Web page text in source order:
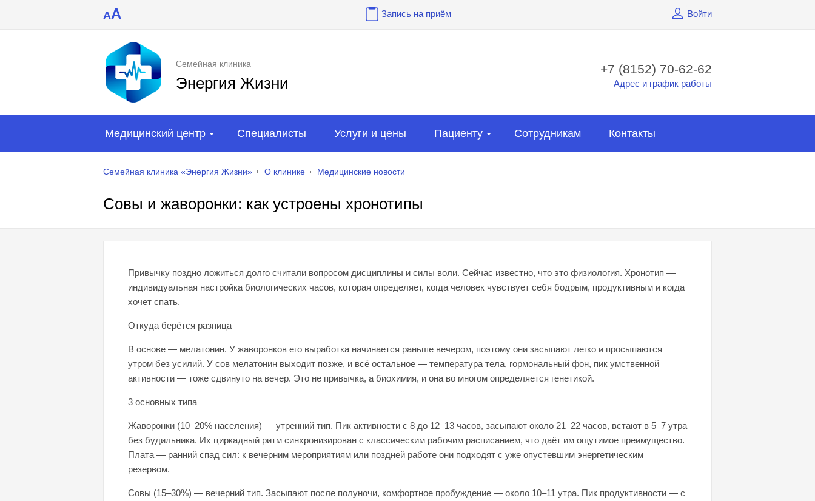
AA Запись на приём Войти
Семейная клиника
Энергия Жизни
+7 (8152) 70-62-62
Адрес и график работы
Медицинский центр Специалисты Услуги и цены Пациенту Сотрудникам Контакты
Семейная клиника «Энергия Жизни» О клинике Медицинские новости
Совы и жаворонки: как устроены хронотипы
Привычку поздно ложиться долго считали вопросом дисциплины и силы воли. Сейчас известно, что это физиология. Хронотип —
индивидуальная настройка биологических часов, которая определяет, когда человек чувствует себя бодрым, продуктивным и когда
хочет спать.​
Откуда берётся разница
В основе — мелатонин. У жаворонков его выработка начинается раньше вечером, поэтому они засыпают легко и просыпаются
утром без усилий. У сов мелатонин выходит позже, и всё остальное — температура тела, гормональный фон, пик умственной
активности — тоже сдвинуто на вечер. Это не привычка, а биохимия, и она во многом определяется генетикой.​
3 основных типа
Жаворонки (10–20% населения) — утренний тип. Пик активности с 8 до 12–13 часов, засыпают около 21–22 часов, встают в 5–7 утра
без будильника. Их циркадный ритм синхронизирован с классическим рабочим расписанием, что даёт им ощутимое преимущество.
Плата — ранний спад сил: к вечерним мероприятиям или поздней работе они подходят с уже опустевшим энергетическим
резервом.​
Совы (15–30%) — вечерний тип. Засыпают после полуночи, комфортное пробуждение — около 10–11 утра. Пик продуктивности — с